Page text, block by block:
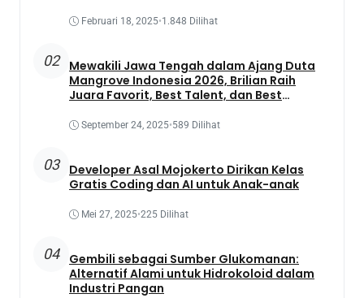
Februari 18, 2025•1.848 Dilihat
02
Mewakili Jawa Tengah dalam Ajang Duta
Mangrove Indonesia 2026, Brilian Raih
Juara Favorit, Best Talent, dan Best
September 24, 2025•589 Dilihat
03
Developer Asal Mojokerto Dirikan Kelas
Gratis Coding dan AI untuk Anak-anak
Mei 27, 2025•225 Dilihat
04
Gembili sebagai Sumber Glukomanan:
Alternatif Alami untuk Hidrokoloid dalam
Industri Pangan